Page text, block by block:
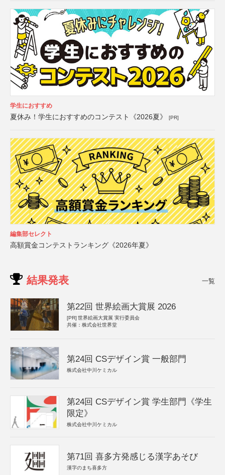
学生におすすめ
夏休み！学生におすすめのコンテスト《2026夏》 [PR]
編集部セレクト
高額賞金コンテストランキング《2026年夏》
結果発表 一覧
第22回 世界絵画大賞展 2026
[PR] 世界絵画大賞展 実行委員会
共催：株式会社世界堂
第24回 CSデザイン賞 一般部門
株式会社中川ケミカル
第24回 CSデザイン賞 学生部門《学生
限定》
株式会社中川ケミカル
第71回 喜多方発感じる漢字あそび
漢字のまち喜多方